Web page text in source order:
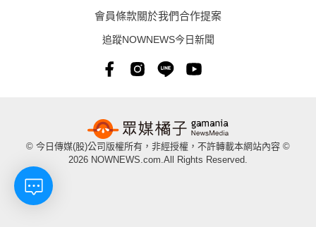
會員條款關於我們合作提案
追蹤NOWNEWS今日新聞
© 今日傳媒(股)公司版權所有，非經授權，不許轉載本網站內容 ©
2026 NOWNEWS.com.All Rights Reserved.